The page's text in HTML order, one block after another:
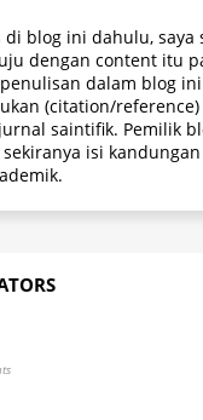
di blog ini dahulu,
dengan content itu
dalam blog
(citation/reference)
saintifik. Pemilik
isi